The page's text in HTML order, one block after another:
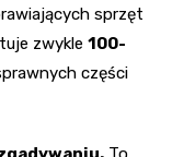
sprzęt
zwykle 100-
części